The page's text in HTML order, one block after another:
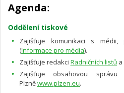
Agenda:
Oddělení tiskové
Zajišťuje komunikaci s médii,
(Informace pro média).
Zajišťuje redakci Radničních listů
Zajišťuje obsahovou
Plzněwww.plzen.eu.